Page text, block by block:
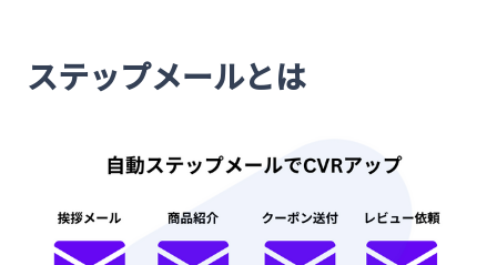
ステップメールの作り方
2.ターゲットを設定する
3.シナリオを考える
ステップメールとは